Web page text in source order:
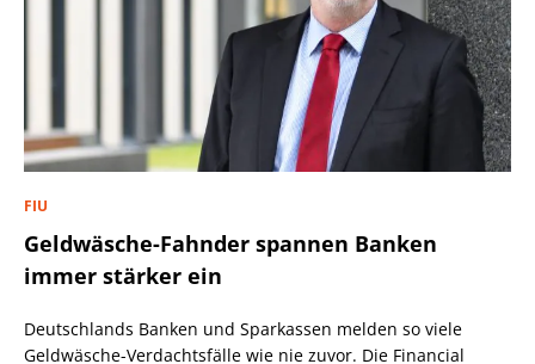
FIU
Geldwäsche-Fahnder spannen Banken
immer stärker ein
Deutschlands Banken und Sparkassen melden so viele
Geldwäsche-Verdachtsfälle wie nie zuvor. Die Financial